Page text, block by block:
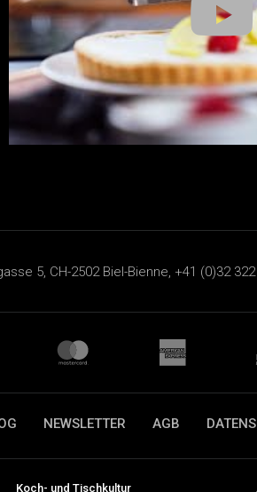
5, CH-2502 Biel-Bienne, +41 (0)32 322
NEWSLETTER AGB
Koch- und Tischkultur